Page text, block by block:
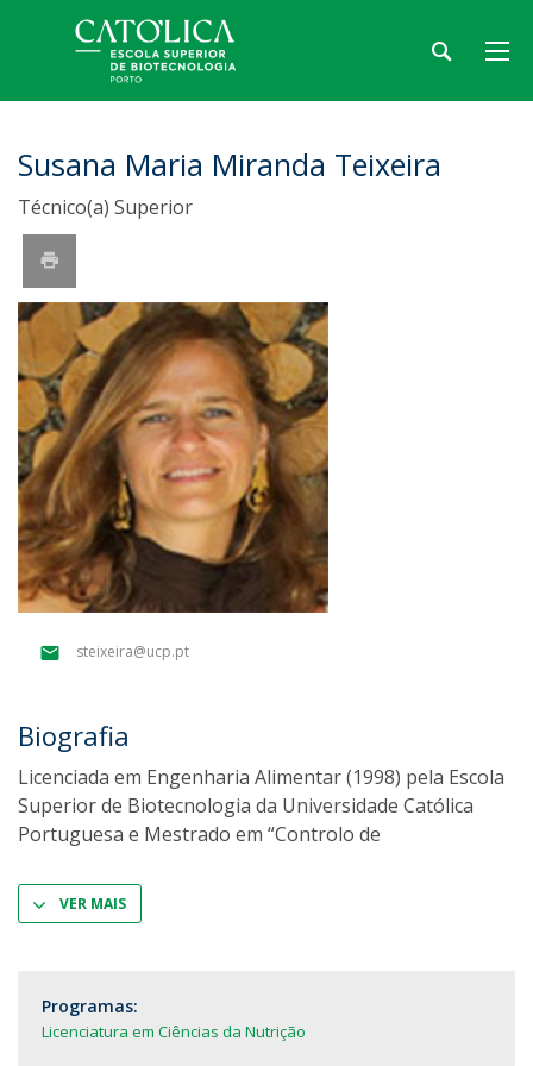
Susana Maria Miranda Teixeira
Técnico(a) Superior
steixeira@ucp.pt
Biografia
Licenciada em Engenharia Alimentar (1998) pela Escola
Superior de Biotecnologia da Universidade Católica
Portuguesa e Mestrado em “Controlo de
VER MAIS
Programas:
Licenciatura em Ciências da Nutrição